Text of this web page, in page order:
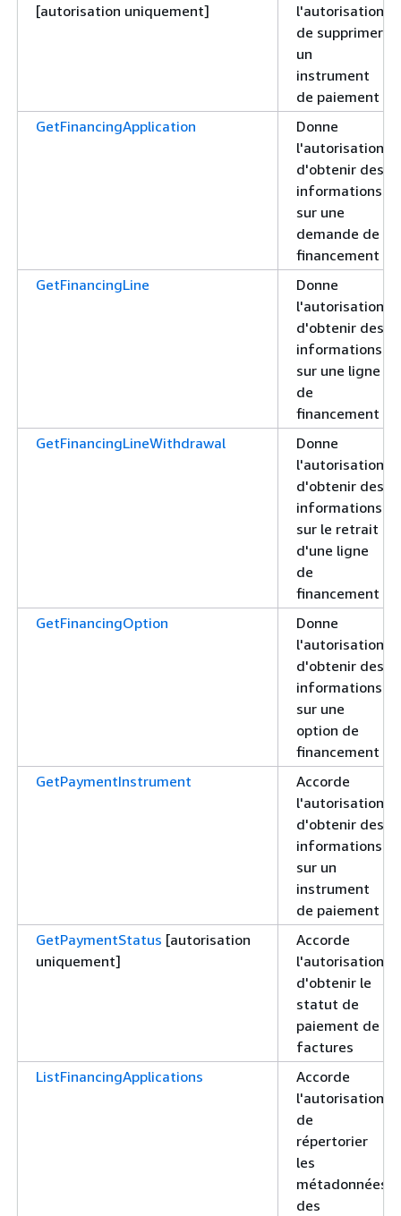
[autorisation uniquement]
l'autorisation
de supprimer
un
instrument
de paiement
GetFinancingApplication
Donne
l'autorisation
d'obtenir des
informations
sur une
demande de
financement
GetFinancingLine
Donne
l'autorisation
d'obtenir des
informations
sur une ligne
de
financement
GetFinancingLineWithdrawal
Donne
l'autorisation
d'obtenir des
informations
sur le retrait
d'une ligne
de
financement
GetFinancingOption
Donne
l'autorisation
d'obtenir des
informations
sur une
option de
financement
GetPaymentInstrument
Accorde
l'autorisation
d'obtenir des
informations
sur un
instrument
de paiement
GetPaymentStatus [autorisation
uniquement]
Accorde
l'autorisation
d'obtenir le
statut de
paiement de
factures
ListFinancingApplications
Accorde
l'autorisation
de
répertorier
les
métadonnées
des